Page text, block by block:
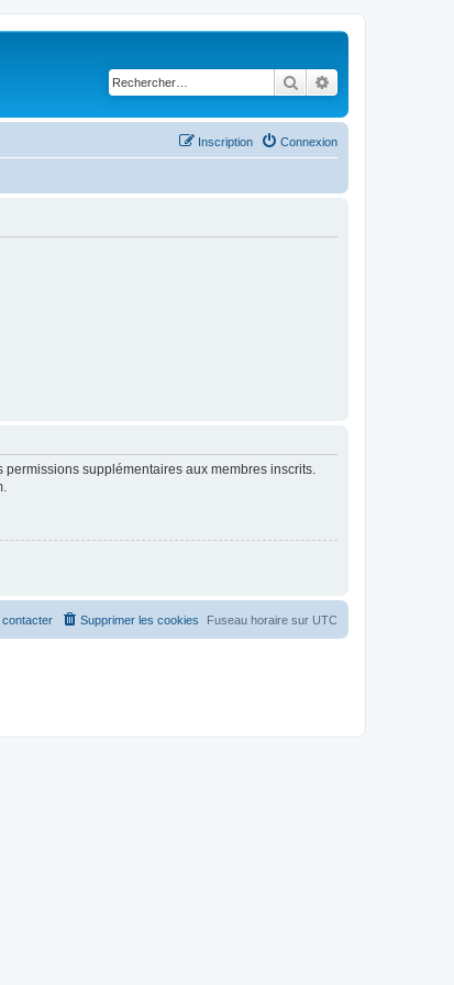
Rechercher
Connexion
Inscription
supplémentaires aux membres inscrits.
Fuseau horaire sur UTC
Supprimer les cookies
contacter